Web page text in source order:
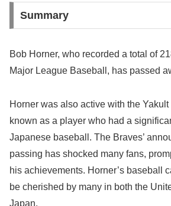
Summary
Bob Horner, who recorded a total of
Major League Baseball, has passed
Horner was also active with the
known as a player who had a
Japanese baseball. The Braves’
passing has shocked many fans,
his achievements. Horner’s baseball
be cherished by many in both the
Japan.